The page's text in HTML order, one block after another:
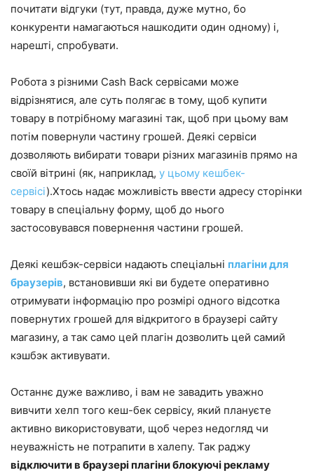
почитати відгуки (тут, правда, дуже мутно, бо
конкуренти намагаються нашкодити один одному) і,
нарешті, спробувати.
Робота з різними Cash Back сервісами може
відрізнятися, але суть полягає в тому, щоб купити
товару в потрібному магазині так, щоб при цьому вам
потім повернули частину грошей. Деякі сервіси
дозволяють вибирати товари різних магазинів прямо на
своїй вітрині (як, наприклад, у цьому кешбек-
сервісі).Хтось надає можливість ввести адресу сторінки
товару в спеціальну форму, щоб до нього
застосовувався повернення частини грошей.
Деякі кешбэк-сервіси надають спеціальні плагіни для
браузерів, встановивши які ви будете оперативно
отримувати інформацію про розмірі одного відсотка
повернутих грошей для відкритого в браузері сайту
магазину, а так само цей плагін дозволить цей самий
кэшбэк активувати.
Останнє дуже важливо, і вам не завадить уважно
вивчити хелп того кеш-бек сервісу, який плануєте
активно використовувати, щоб через недогляд чи
неуважність не потрапити в халепу. Так раджу
відключити в браузері плагіни блокуючі рекламу